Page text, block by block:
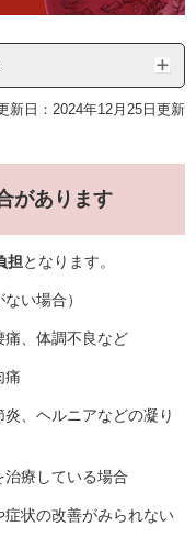
新日：2024年12月25日更新
があります
担となります。
い場合）
痛、体調不良など
痛
、ヘルニアなどの凝り
療している場合
状の改善がみられない